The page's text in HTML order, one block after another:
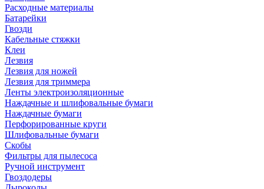
Расходные материалы
Батарейки
Гвозди
Кабельные стяжки
Клеи
Лезвия
Лезвия для ножей
Лезвия для триммера
Ленты электроизоляционные
Наждачные и шлифовальные бумаги
Наждачные бумаги
Перфорированные круги
Шлифовальные бумаги
Скобы
Фильтры для пылесоса
Ручной инструмент
Гвоздодеры